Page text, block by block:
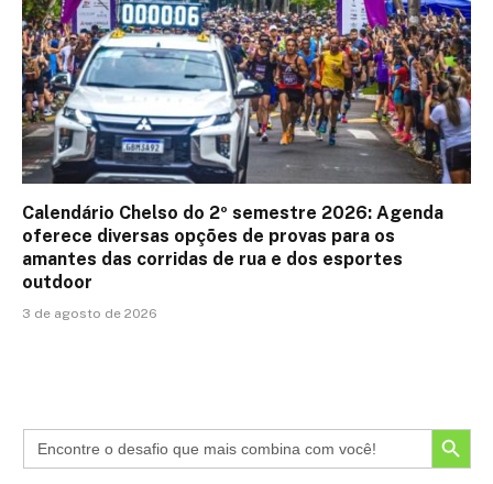
Calendário Chelso do 2º semestre 2026: Agenda
oferece diversas opções de provas para os
amantes das corridas de rua e dos esportes
outdoor
3 de agosto de 2026
SEARCH BUTTON